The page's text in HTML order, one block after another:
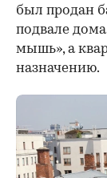
был продан
подвале
мышь», а
назначению.